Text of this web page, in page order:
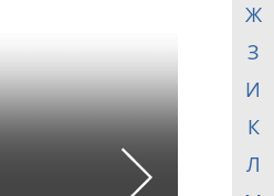
Ж
З
И
К
Л
Next